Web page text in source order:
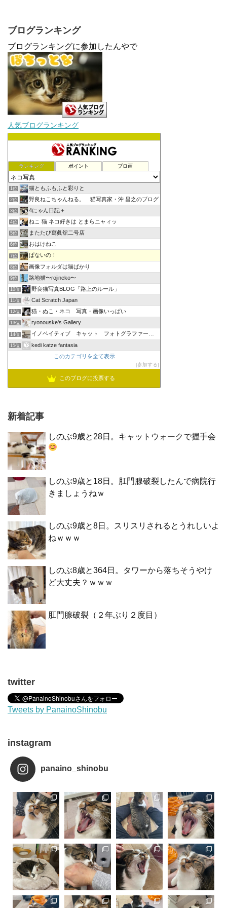
ブログランキング
ブログランキングに参加したんやで
人気ブログランキング
ランキング ポイント ブロ画
1位 猫ともふもふと彩りと
2位 野良ねこちゃんねる。 猫写真家・沖 昌之のブログ
3位 4にゃん日記＋
4位 ねこ 猫 ネコ好きは とまらニャィッ
5位 またたび寫眞舘二号店
6位 おはけねこ
7位 ぱないの！
8位 画像フォルダは猫ばかり
9位 路地猫〜rojineko〜
10位 野良猫写真BLOG「路上のルール」
11位 Cat Scratch Japan
12位 猫・ぬこ・ネコ 写真・画像いっぱい
13位 ryonouske's Gallery
14位 イノベイティブ キャット フォトグラファーズ グループ
15位
kedi katze fantasia
このカテゴリを全て表示
参加する
このブログに投票する
新着記事
しのぶ9歳と28日。キャットウォークで握手会
しのぶ9歳と18日。肛門腺破裂したんで病院行
きましょうねｗ
しのぶ9歳と8日。スリスリされるとうれしいよ
ねｗｗｗ
しのぶ8歳と364日。タワーから落ちそうやけ
ど大丈夫？ｗｗｗ
肛門腺破裂（２年ぶり２度目）
twitter
Tweets by PanainoShinobu
instagram
panaino_shinobu